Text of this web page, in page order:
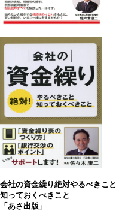
会社の資金繰り絶対やるべきこと
知っておくべきこと
「あさ出版」